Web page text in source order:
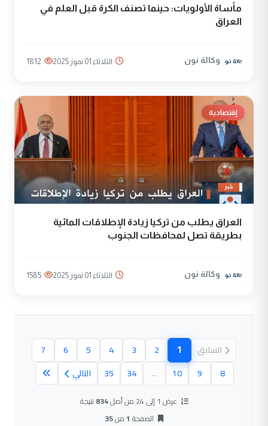
مأساة الأولويات: حينما تصنف الكرة قبل العلم في
العراق
وكالة نون الثلاثاء 01 تموز 2025 1812
إقتصادية
العراق يطلب من تركيا زيادة الإطلاقات المائية
بطريقة تصل لمحافظات الجنوب
وكالة نون الثلاثاء 01 تموز 2025 1585
السابق 1
(الصفحة الحالية)
2
3
4
5
6
7
8
9
10
...
34
35 التالي
عرض 1 إلى 24 من أصل 834 نتيجة
الصفحة 1من35